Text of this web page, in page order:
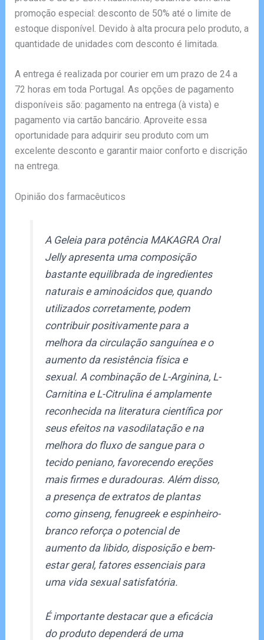
promoção especial: desconto de 50% até o limite de
estoque disponível. Devido à alta procura pelo produto, a
quantidade de unidades com desconto é limitada.
A entrega é realizada por courier em um prazo de 24 a
72 horas em toda Portugal. As opções de pagamento
disponíveis são: pagamento na entrega (à vista) e
pagamento via cartão bancário. Aproveite essa
oportunidade para adquirir seu produto com um
excelente desconto e garantir maior conforto e discrição
na entrega.
Opinião dos farmacêuticos
A Geleia para potência MAKAGRA Oral
Jelly apresenta uma composição
bastante equilibrada de ingredientes
naturais e aminoácidos que, quando
utilizados corretamente, podem
contribuir positivamente para a
melhora da circulação sanguínea e o
aumento da resistência física e
sexual. A combinação de L-Arginina, L-
Carnitina e L-Citrulina é amplamente
reconhecida na literatura científica por
seus efeitos na vasodilatação e na
melhora do fluxo de sangue para o
tecido peniano, favorecendo ereções
mais firmes e duradouras. Além disso,
a presença de extratos de plantas
como ginseng, fenugreek e espinheiro-
branco reforça o potencial de
aumento da libido, disposição e bem-
estar geral, fatores essenciais para
uma vida sexual satisfatória.
É importante destacar que a eficácia
do produto dependerá de uma